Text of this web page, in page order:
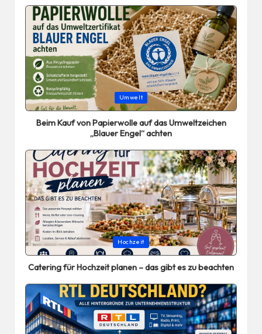
Posted
in
Umwelt
Beim Kauf von Papierwolle auf das Umweltzeichen
„Blauer Engel“ achten
Posted
in
Hochzeit
Catering für Hochzeit planen – das gibt es zu beachten